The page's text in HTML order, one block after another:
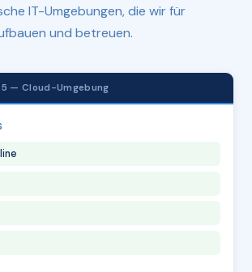
IT-Umgebungen, die wir für
und betreuen.
— Cloud-Umgebung